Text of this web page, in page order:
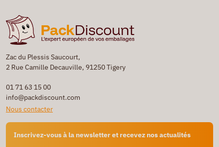
Zac du Plessis Saucourt,
2 Rue Camille Decauville, 91250 Tigery
01 71 63 15 00
info@packdiscount.com
Nous contacter
Inscrivez-vous à la newsletter et recevez nos actualités